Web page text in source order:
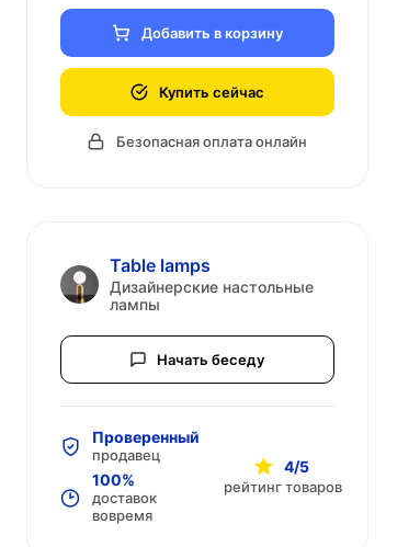
Добавить в корзину
Купить сейчас
Безопасная оплата онлайн
Table lamps
Дизайнерские настольные
лампы
Начать беседу
Проверенный
продавец
100%
доставок
вовремя
4/5
рейтинг товаров